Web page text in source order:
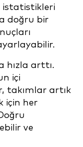
istatistikleri
doğru bir
hızla arttı.
içi
takımlar artık
için her
ve